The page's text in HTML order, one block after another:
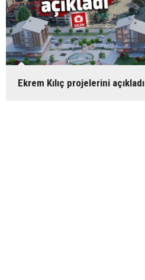
Ekrem Kılıç projelerini açıkladı